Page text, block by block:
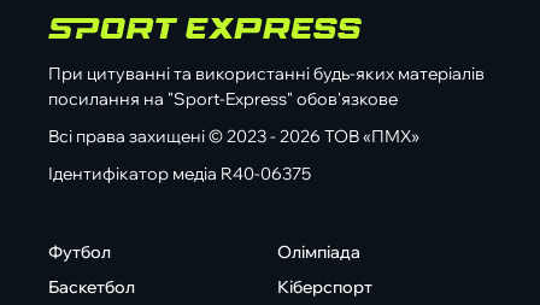
При цитуванні та використанні будь-яких матеріалів
посилання на "Sport-Express" обов'язкове
Всі права захищені © 2023 - 2026 ТОВ «ПМХ»
Ідентифікатор медіа R40-06375
Футбол
Баскетбол
Олімпіада
Кіберспорт